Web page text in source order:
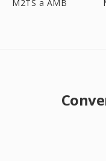
M2TS a AMB